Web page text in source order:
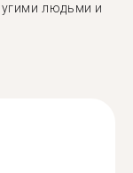
людьми и